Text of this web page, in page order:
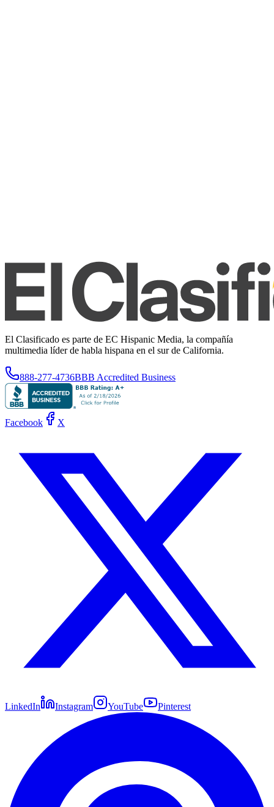
El Clasificado es parte de EC Hispanic Media, la compañía
multimedia líder de habla hispana en el sur de California.
888-277-4736BBB Accredited Business
Facebook X
LinkedIn Instagram YouTube Pinterest